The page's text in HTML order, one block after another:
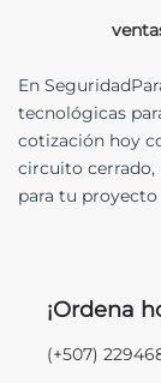
En
tecnológicas
cotización hoy
circuito cerrado,
para tu
¡Ordena
(+507)